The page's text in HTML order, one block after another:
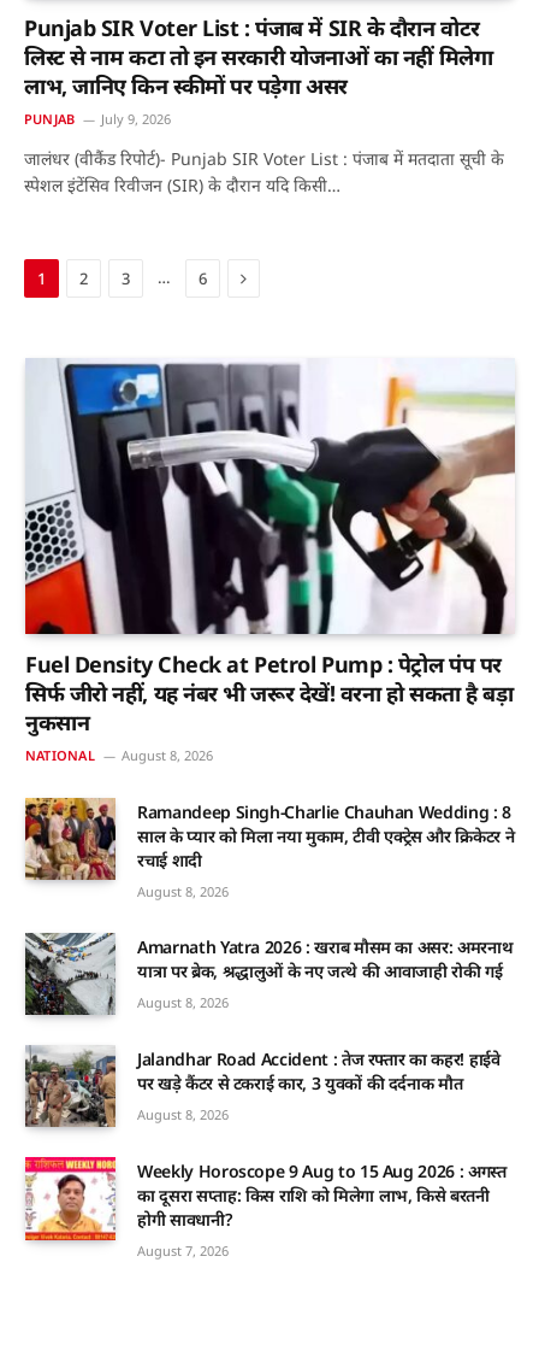
Punjab SIR Voter List : पंजाब में SIR के दौरान वोटर
लिस्ट से नाम कटा तो इन सरकारी योजनाओं का नहीं मिलेगा
लाभ, जानिए किन स्कीमों पर पड़ेगा असर
PUNJAB July 9, 2026
जालंधर (वीकैंड रिपोर्ट)- Punjab SIR Voter List : पंजाब में मतदाता सूची के
स्पेशल इंटेंसिव रिवीजन (SIR) के दौरान यदि किसी…
1 2 3 … 6 Next
Fuel Density Check at Petrol Pump : पेट्रोल पंप पर
सिर्फ जीरो नहीं, यह नंबर भी जरूर देखें! वरना हो सकता है बड़ा
नुकसान
NATIONAL August 8, 2026
Ramandeep Singh-Charlie Chauhan Wedding : 8
साल के प्यार को मिला नया मुकाम, टीवी एक्ट्रेस और क्रिकेटर ने
रचाई शादी
August 8, 2026
Amarnath Yatra 2026 : खराब मौसम का असर: अमरनाथ
यात्रा पर ब्रेक, श्रद्धालुओं के नए जत्थे की आवाजाही रोकी गई
August 8, 2026
Jalandhar Road Accident : तेज रफ्तार का कहर! हाईवे
पर खड़े कैंटर से टकराई कार, 3 युवकों की दर्दनाक मौत
August 8, 2026
Weekly Horoscope 9 Aug to 15 Aug 2026 : अगस्त
का दूसरा सप्ताह: किस राशि को मिलेगा लाभ, किसे बरतनी
होगी सावधानी?
August 7, 2026